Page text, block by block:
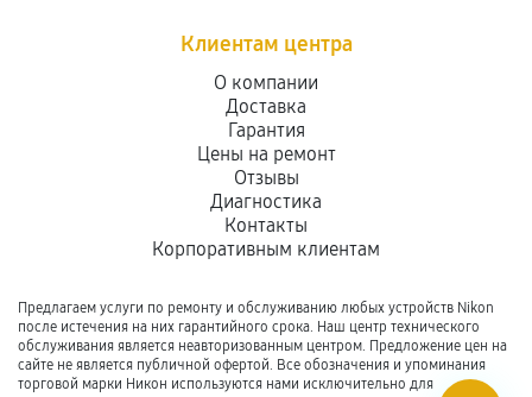
Клиентам центра
О компании
Доставка
Гарантия
Цены на ремонт
Отзывы
Диагностика
Контакты
Корпоративным клиентам
Предлагаем услуги по ремонту и обслуживанию любых устройств Nikon
после истечения на них гарантийного срока. Наш центр технического
обслуживания является неавторизованным центром. Предложение цен на
сайте не является публичной офертой. Все обозначения и упоминания
торговой марки Никон используются нами исключительно для